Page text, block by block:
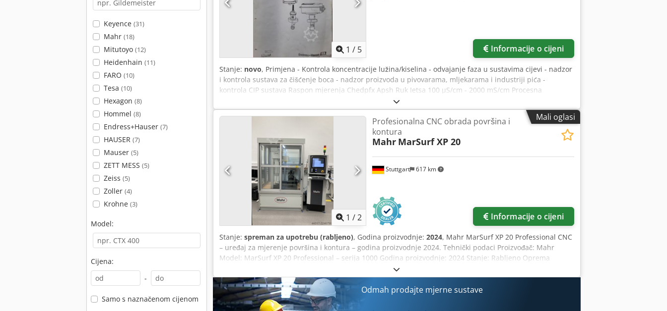
Keyence (31)
Mahr (18)
Mitutoyo (12)
Heidenhain (11)
FARO (10)
Tesa (10)
Hexagon (8)
Hommel (8)
Endress+Hauser (7)
HAUSER (7)
Mauser (5)
ZETT MESS (5)
Zeiss (5)
Zoller (4)
Krohne (3)
Model:
Cijena:
-
Samo s naznačenom cijenom
1 / 5 Informacije o cijeni
Stanje: novo, Primjena - Kontrola koncentracije lužina/kiselina - odvajanje faza u sustavima cijevi - nadzor
i kontrola sustava za čišćenje boca - nadzor proizvoda u pivovarama, mljekarama i industriji pića -
kontrola CIP sustava Raspon mjerenja Chedpfx Apsh Ruk Ietsa 100 µS/cm - 2000 mS/cm Procesna
temperatura max. 140°C (maks. 30 min.) 284°F (maks. 30 min.) Procesni tlak max. 12 bara (90°C) (174 psi
(194°F))
Mali oglasi
1 /2
Stuttgart 617 km
Profesionalna CNC obrada površina i
kontura
Mahr MarSurf XP 20
Informacije o cijeni
Stanje: spreman za upotrebu (rabljeno), Godina proizvodnje: 2024, Mahr MarSurf XP 20 Professional CNC
– uređaj za mjerenje površina i kontura – godina proizvodnje 2024. Tehnički podaci Proizvođač: Mahr
Model: MarSurf XP 20 Professional – serija 1000 Godina proizvodnje: 2024 Stanje: Rabljeno Oprema
MarSurf XP 20 Professional s LD upravljanjem MarWin Professional Contour & Roughness Plus CNC-Plus
softver QS-STAT Plus (Q-DAS sučelje) Industrijski PC (Dell) s Windows 10 IoT Enterprise Uređaj za dovod
MarSurf LD 130 Duljina hoda: 130 mm Standardni hod osi Z: 13 mm Jedinica za zamjenu mjernih senzora
za do 10 mjernih senzora 4-osni CNC sustav za pozicioniranje radnog komada Osovina za zakretanje ±135°
Odmah prodajte mjerne sustave